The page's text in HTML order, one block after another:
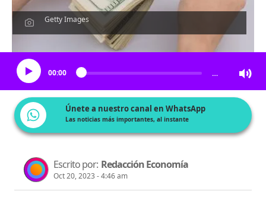
Getty Images
Escucha el artículo
00:00 …
Únete a nuestro canal en WhatsApp
Las noticias más importantes, al instante
Escrito por: Redacción Economía
Oct 20, 2023 - 4:46 am